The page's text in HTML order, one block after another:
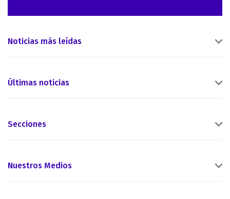
Noticias más leídas
Últimas noticias
Secciones
Nuestros Medios